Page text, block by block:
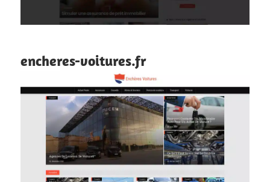
encheres-voitures.fr